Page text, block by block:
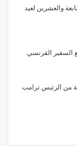
والعشرين لعيد
السفير الفرنسي
من الرئيس ترامب